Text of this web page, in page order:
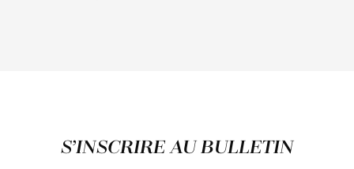
Pied de pageS’INSCRIRE AU BULLETIN